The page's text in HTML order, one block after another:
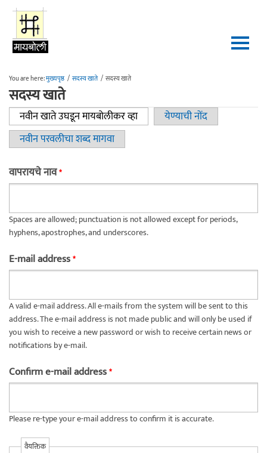
Skip to main content
You are here:मुख्यपृष्ठ / सदस्य खाते / सदस्य खाते
सदस्य खाते
Primary tabs
नवीन खाते उघडून मायबोलीकर व्हा(active tab)येण्याची नोंद
नवीन परवलीचा शब्द मागवा
वापरायचे नाव*
Spaces are allowed; punctuation is not allowed except for periods,
hyphens, apostrophes, and underscores.
E-mail address*
A valid e-mail address. All e-mails from the system will be sent to this
address. The e-mail address is not made public and will only be used if
you wish to receive a new password or wish to receive certain news or
notifications by e-mail.
Confirm e-mail address*
Please re-type your e-mail address to confirm it is accurate.
वैयक्तिक